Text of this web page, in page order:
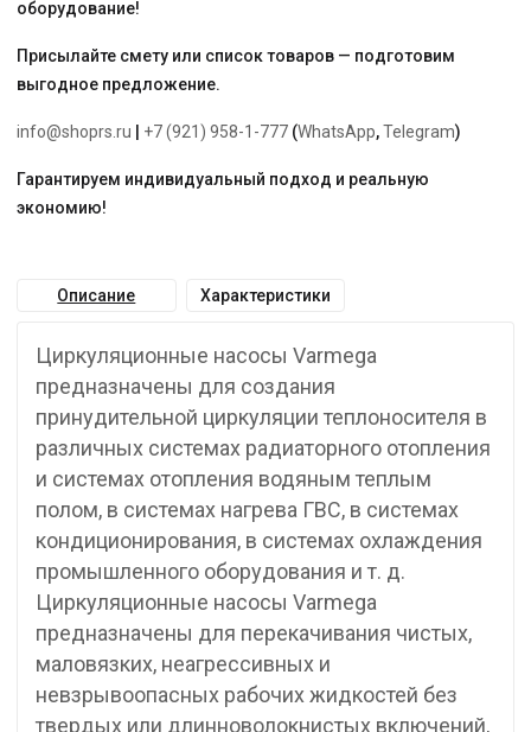
оборудование!
Присылайте смету или список товаров — подготовим
выгодное предложение.
info@shoprs.ru +7 (921) 958-1-777 (WhatsApp,Telegram)
Гарантируем индивидуальный подход и реальную
экономию!
Описание Характеристики
Циркуляционные насосы Varmega
предназначены для создания
принудительной циркуляции теплоносителя в
различных системах радиаторного отопления
и системах отопления водяным теплым
полом, в системах нагрева ГВС, в системах
кондиционирования, в системах охлаждения
промышленного оборудования и т. д.
Циркуляционные насосы Varmega
предназначены для перекачивания чистых,
маловязких, неагрессивных и
невзрывоопасных рабочих жидкостей без
твердых или длинноволокнистых включений,